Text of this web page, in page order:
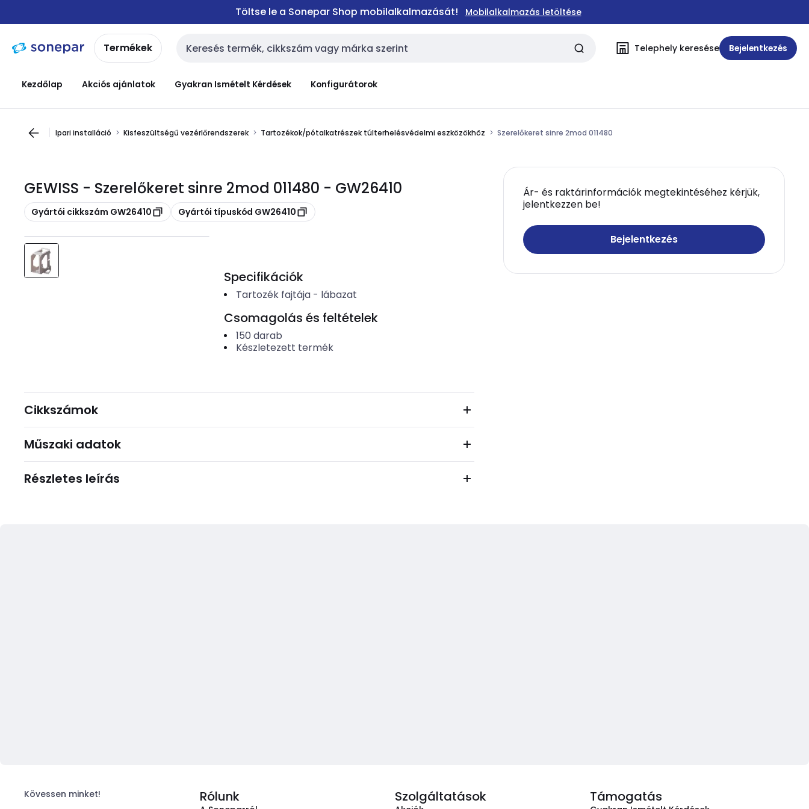
navigációhoztartalomra
Töltse le a Sonepar Shop mobilalkalmazását! Mobilalkalmazás letöltése
Termékek Keresési bemenet Telephely keresése Bejelentkezés
Kezdőlap Akciós ajánlatok Gyakran Ismételt Kérdések Konfigurátorok
Ipari installáció Kisfeszültségű vezérlőrendszerek Tartozékok/pótalkatrészek túlterhelésvédelmi eszközökhöz Szerelőkeret sinre 2mod 011480
GEWISS - Szerelőkeret sinre 2mod 011480 - GW26410
Másolás
Gyártói cikkszám GW26410 Másolás
Gyártói típuskód GW26410
Ár- és raktárinformációk megtekintéséhez kérjük,
jelentkezzen be!
Bejelentkezés
Specifikációk
Tartozék fajtája- lábazat
Csomagolás és feltételek
150 darab
Készletezett termék
Cikkszámok
Műszaki adatok
Részletes leírás
Kövessen minket! Rólunk Szolgáltatások Támogatás